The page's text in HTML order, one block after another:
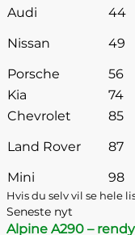
Audi
44
Nissan
49
Porsche
56
Kia
74
Chevrolet
85
Land Rover
87
Mini
98
Hvis du selv vil se hele
Seneste nyt
Alpine A290 –